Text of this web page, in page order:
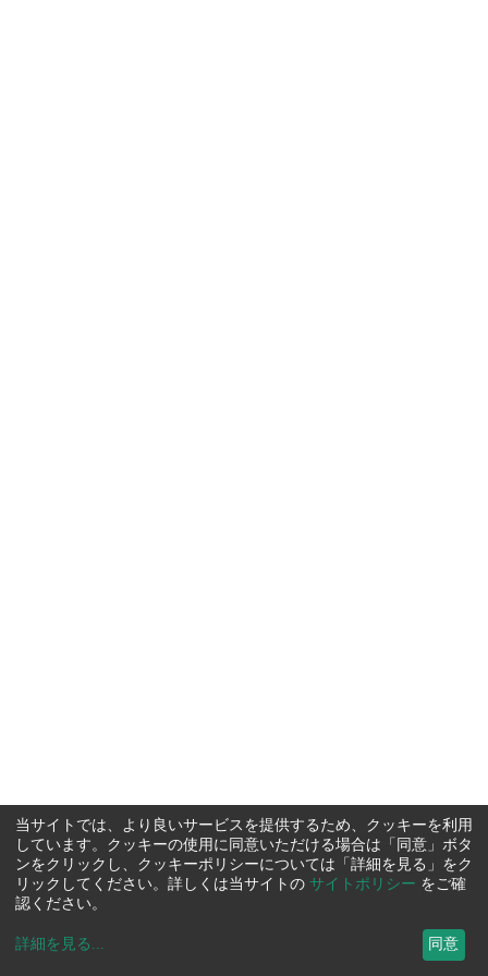
当サイトでは、より良いサービスを提供するため、クッキーを利用
しています。クッキーの使用に同意いただける場合は「同意」ボタ
ンをクリックし、クッキーポリシーについては「詳細を見る」をク
リックしてください。詳しくは当サイトの サイトポリシー をご確
認ください。
詳細を見る ... 同意